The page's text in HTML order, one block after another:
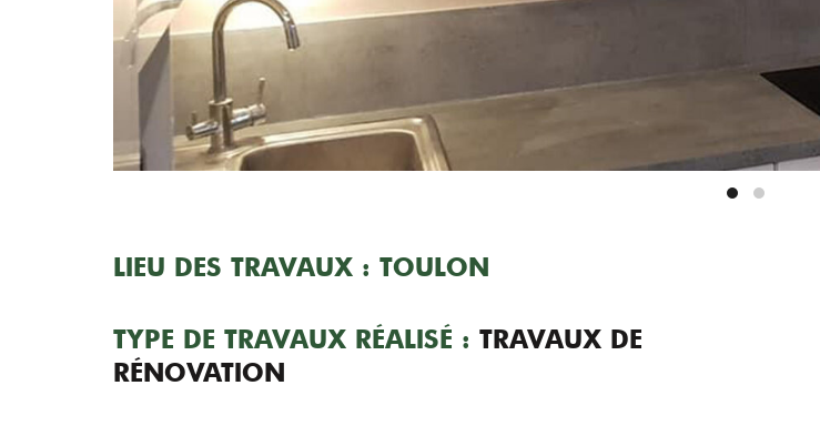
LIEU DES TRAVAUX : TOULON
TYPE DE TRAVAUX RÉALISÉ : TRAVAUX DE
RÉNOVATION